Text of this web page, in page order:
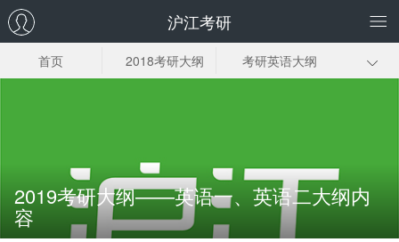
沪江考研
首页 2018考研大纲 考研英语大纲
2019考研大纲——英语一、英语二大纲内
容